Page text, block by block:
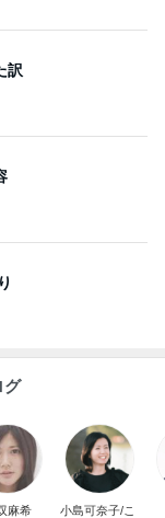
訳
グ
麻希
小島可奈子/こ